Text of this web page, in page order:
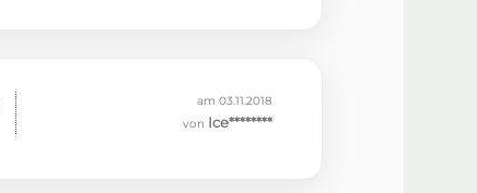
am 03.11.2018
von Ice********